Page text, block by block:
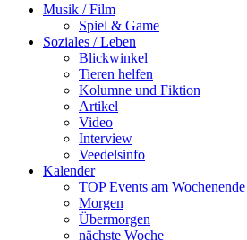
Musik / Film
Spiel & Game
Soziales / Leben
Blickwinkel
Tieren helfen
Kolumne und Fiktion
Artikel
Video
Interview
Veedelsinfo
Kalender
TOP Events am Wochenende
Morgen
Übermorgen
nächste Woche